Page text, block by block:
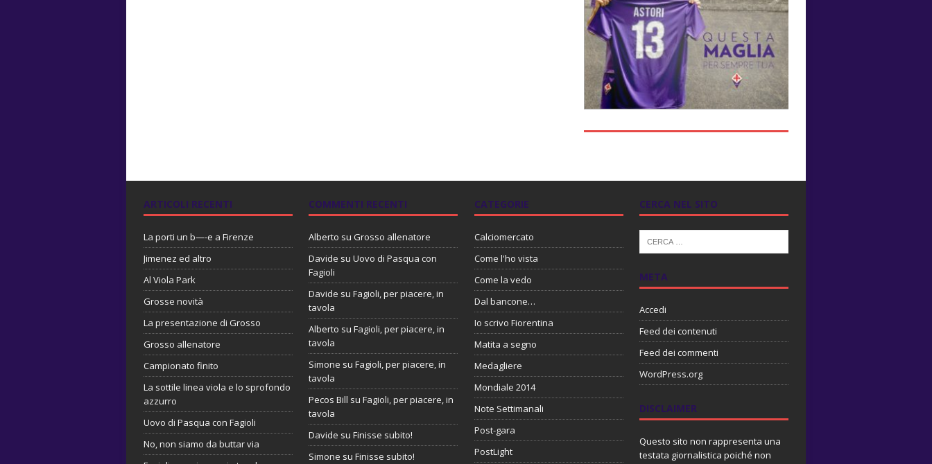
ARTICOLI RECENTI
La porti un b—-e a Firenze
Jimenez ed altro
Al Viola Park
Grosse novità
La presentazione di Grosso
Grosso allenatore
Campionato finito
La sottile linea viola e lo sprofondo
azzurro
Uovo di Pasqua con Fagioli
No, non siamo da buttar via
COMMENTI RECENTI
Alberto su Grosso allenatore
Davide suUovo di Pasqua con
Fagioli
Davide suFagioli, per piacere, in
tavola
Alberto suFagioli, per piacere, in
tavola
Simone suFagioli, per piacere, in
tavola
Pecos Bill suFagioli, per piacere, in
tavola
Davide suFinisse subito!
Simone suFinisse subito!
CATEGORIE
Calciomercato
Come l'ho vista
Come la vedo
Dal bancone…
Io scrivo Fiorentina
Matita a segno
Medagliere
Mondiale 2014
Note Settimanali
Post-gara
PostLight
CERCA NEL SITO
META
Accedi
Feed dei contenuti
Feed dei commenti
WordPress.org
DISCLAIMER
Questo sito non rappresenta una
testata giornalistica poiché non